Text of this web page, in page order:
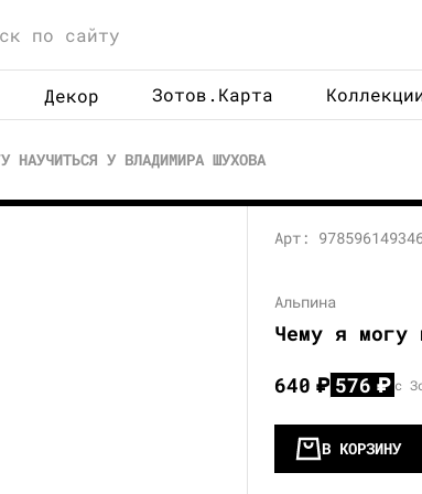
Декор Зотов.Карта
НАУЧИТЬСЯ У ВЛАДИМИРА ШУХОВА
Арт:
Альпина
Чему я могу
640₽ 576₽ с
В КОРЗИНУ